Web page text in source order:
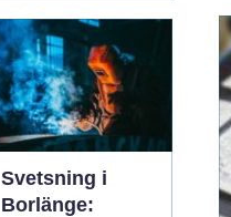
Många tänke...
Svetsning i
Borlänge: